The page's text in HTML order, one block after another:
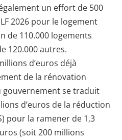
un effort de 500
2026 pour le logement
de 110.000 logements
120.000 autres.
d’euros déjà
de la rénovation
gouvernement se traduit
d’euros de la réduction
pour la ramener de 1,3
(soit 200 millions